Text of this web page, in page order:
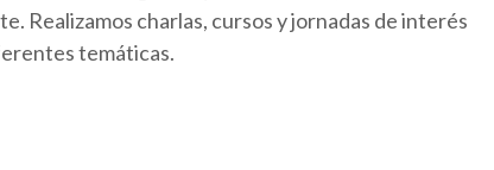
Realizamos charlas, cursos y jornadas de interés
temáticas.